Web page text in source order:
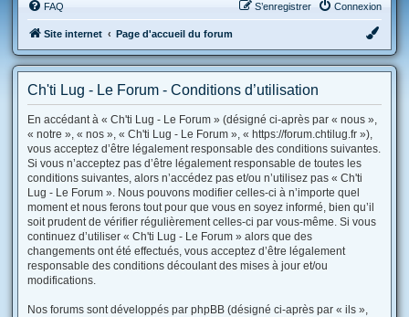
FAQ Connexion
S’enregistrer
Site internet Page d'accueil du forum
Ch'ti Lug - Le Forum - Conditions d’utilisation
En accédant à « Ch'ti Lug - Le Forum » (désigné ci-après par « nous »,
« notre », « nos », « Ch'ti Lug - Le Forum », « https://forum.chtilug.fr »),
vous acceptez d’être légalement responsable des conditions suivantes.
Si vous n’acceptez pas d’être légalement responsable de toutes les
conditions suivantes, alors n’accédez pas et/ou n’utilisez pas « Ch'ti
Lug - Le Forum ». Nous pouvons modifier celles-ci à n’importe quel
moment et nous ferons tout pour que vous en soyez informé, bien qu’il
soit prudent de vérifier régulièrement celles-ci par vous-même. Si vous
continuez d’utiliser « Ch'ti Lug - Le Forum » alors que des
changements ont été effectués, vous acceptez d’être légalement
responsable des conditions découlant des mises à jour et/ou
modifications.
Nos forums sont développés par phpBB (désigné ci-après par « ils »,